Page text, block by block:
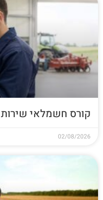
קורס חשמלאי
02/08/2026